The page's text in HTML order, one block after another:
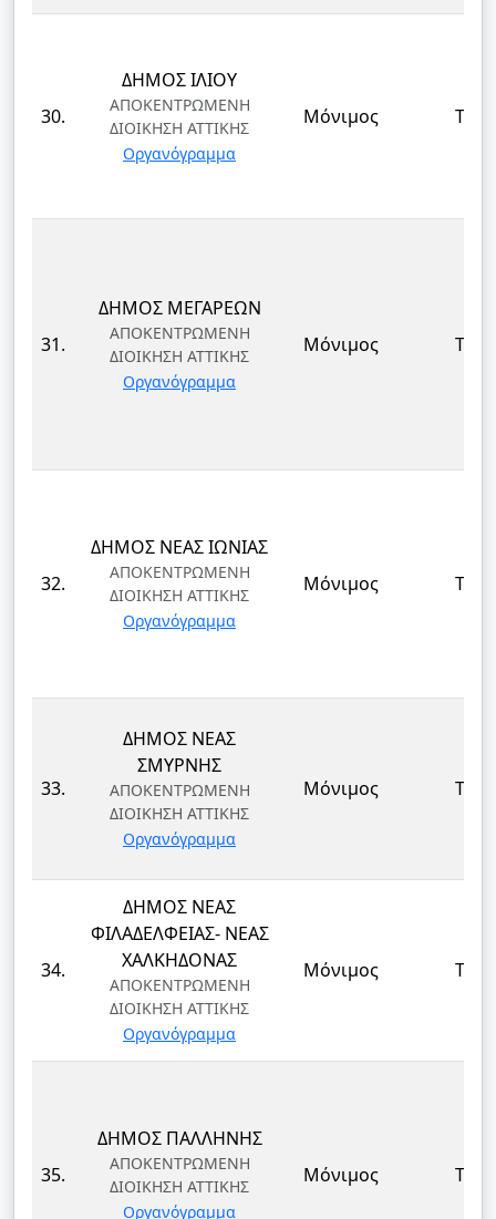
30.
ΔΗΜΟΣ ΙΛΙΟΥ
ΑΠΟΚΕΝΤΡΩΜΕΝΗ
ΔΙΟΙΚΗΣΗ ΑΤΤΙΚΗΣ
Οργανόγραμμα
Μόνιμος ΤΕ
31.
ΔΗΜΟΣ ΜΕΓΑΡΕΩΝ
ΑΠΟΚΕΝΤΡΩΜΕΝΗ
ΔΙΟΙΚΗΣΗ ΑΤΤΙΚΗΣ
Οργανόγραμμα
Μόνιμος ΤΕ
32.
ΔΗΜΟΣ ΝΕΑΣ ΙΩΝΙΑΣ
ΑΠΟΚΕΝΤΡΩΜΕΝΗ
ΔΙΟΙΚΗΣΗ ΑΤΤΙΚΗΣ
Οργανόγραμμα
Μόνιμος ΤΕ
33.
ΔΗΜΟΣ ΝΕΑΣ
ΣΜΥΡΝΗΣ
ΑΠΟΚΕΝΤΡΩΜΕΝΗ
ΔΙΟΙΚΗΣΗ ΑΤΤΙΚΗΣ
Οργανόγραμμα
Μόνιμος ΤΕ
34.
ΔΗΜΟΣ ΝΕΑΣ
ΦΙΛΑΔΕΛΦΕΙΑΣ- ΝΕΑΣ
ΧΑΛΚΗΔΟΝΑΣ
ΑΠΟΚΕΝΤΡΩΜΕΝΗ
ΔΙΟΙΚΗΣΗ ΑΤΤΙΚΗΣ
Οργανόγραμμα
Μόνιμος ΤΕ
35.
ΔΗΜΟΣ ΠΑΛΛΗΝΗΣ
ΑΠΟΚΕΝΤΡΩΜΕΝΗ
ΔΙΟΙΚΗΣΗ ΑΤΤΙΚΗΣ
Οργανόγραμμα
Μόνιμος ΤΕ